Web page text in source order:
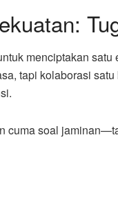
menciptakan
tapi kolaborasi
cuma soal